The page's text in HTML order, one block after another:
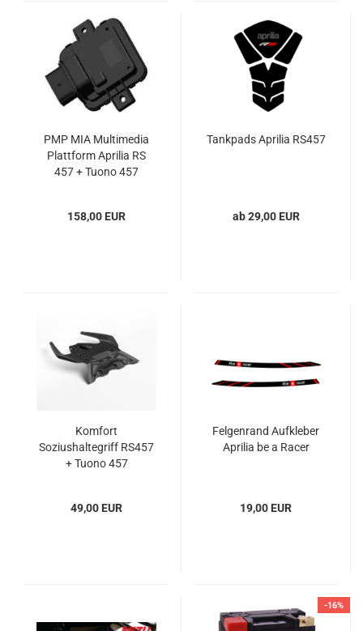
PMP MIA Multimedia
Plattform Aprilia RS
457 + Tuono 457
158,00 EUR
Tankpads Aprilia RS457
ab 29,00 EUR
Komfort
Soziushaltegriff RS457
+ Tuono 457
49,00 EUR
Felgenrand Aufkleber
Aprilia be a Racer
19,00 EUR
-16%